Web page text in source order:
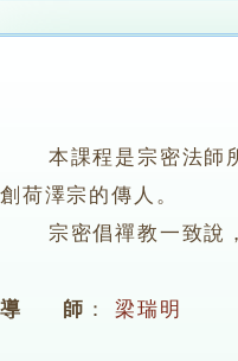
本課程是宗密法師
創荷澤宗的傳人。
宗密倡禪教一致說，
導 師 ： 梁瑞明